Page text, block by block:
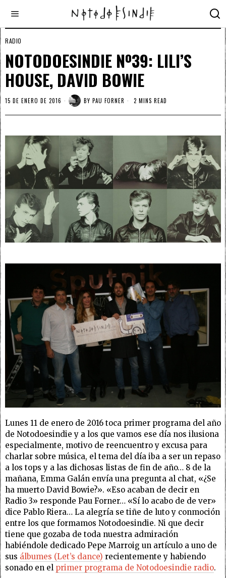
RADIO
NOTODOESINDIE Nº39: LILI’S
HOUSE, DAVID BOWIE
15 DE ENERO DE 2016 BY PAU FORNER 2 MINS READ
Lunes 11 de enero de 2016 toca primer programa del año
de Notodoesindie y a los que vamos ese día nos ilusiona
especialmente, motivo de reencuentro y excusa para
charlar sobre música, el tema del día iba a ser un repaso
a los tops y a las dichosas listas de fin de año… 8 de la
mañana, Emma Galán envía una pregunta al chat, «¿Se
ha muerto David Bowie?». «Eso acaban de decir en
Radio 3» responde Pau Forner… «Sí lo acabo de de ver»
dice Pablo Riera… La alegría se tiñe de luto y conmoción
entre los que formamos Notodoesindie. Ni que decir
tiene que gozaba de toda nuestra admiración
habiéndole dedicado Pepe Marroig un artículo a uno de
sus álbumes (Let’s dance) recientemente y habiendo
sonado en el primer programa de Notodoesindie radio.